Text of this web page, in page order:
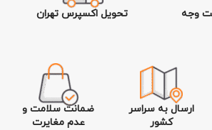
تحویل اکسپرس تهران
ارسال به سراسر
کشور
ضمانت سلامت و
عدم مغایرت